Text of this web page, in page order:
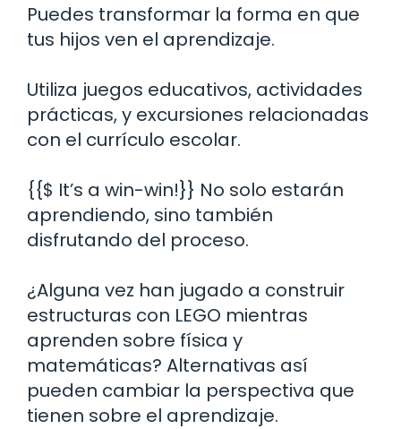
Puedes transformar la forma en que
tus hijos ven el aprendizaje.
Utiliza juegos educativos, actividades
prácticas, y excursiones relacionadas
con el currículo escolar.
{{$ It’s a win-win!}} No solo estarán
aprendiendo, sino también
disfrutando del proceso.
¿Alguna vez han jugado a construir
estructuras con LEGO mientras
aprenden sobre física y
matemáticas? Alternativas así
pueden cambiar la perspectiva que
tienen sobre el aprendizaje.